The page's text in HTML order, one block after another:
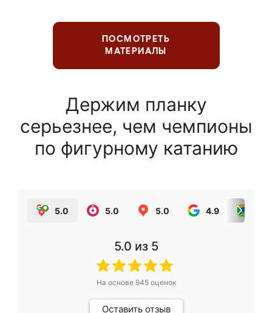
ПОСМОТРЕТЬ
МАТЕРИАЛЫ
Держим планку
серьезнее, чем чемпионы
по фигурному катанию
5.0 5.0 5.0 4.9
5.0 из 5
На основе 945оценок
Оставить отзыв